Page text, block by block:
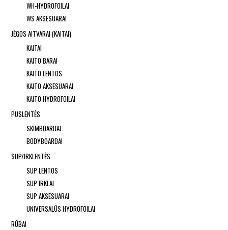
WH-HYDROFOILAI
WS AKSESUARAI
JĖGOS AITVARAI (KAITAI)
KAITAI
KAITO BARAI
KAITO LENTOS
KAITO AKSESUARAI
KAITO HYDROFOILAI
PUSLENTĖS
SKIMBOARDAI
BODYBOARDAI
SUP/IRKLENTĖS
SUP LENTOS
SUP IRKLAI
SUP AKSESUARAI
UNIVERSALŪS HYDROFOILAI
RŪBAI